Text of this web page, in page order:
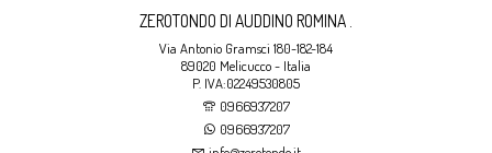
ZEROTONDO DI AUDDINO ROMINA .
Via Antonio Gramsci 180-182-184
89020 Melicucco - Italia
P. IVA:02249530805
0966937207
0966937207